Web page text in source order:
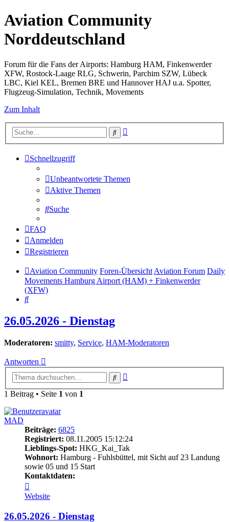
Aviation Community
Norddeutschland
Forum für die Fans der Airports: Hamburg HAM, Finkenwerder
XFW, Rostock-Laage RLG, Schwerin, Parchim SZW, Lübeck
LBC, Kiel KEL, Bremen BRE und Hannover HAJ u.a. Spotter,
Flugzeug-Simulation, Technik, Movements
Zum Inhalt
Suche
Schnellzugriff
Unbeantwortete Themen
Aktive Themen
Suche
FAQ
Anmelden
Registrieren
Aviation Community Foren-ÜbersichtAviation Forum Daily
Movements Hamburg Airport (HAM) + Finkenwerder
(XFW)
Suche
26.05.2026 - Dienstag
Moderatoren: smitty, Service, HAM-Moderatoren
Antworten
Suche
1 Beitrag • Seite 1 von 1
MAD
Beiträge: 6825
Registriert: 08.11.2005 15:12:24
Lieblings-Spot: HKG_Kai_Tak
Wohnort: Hamburg - Fuhlsbüttel, mit Sicht auf 23 Landung
sowie 05 und 15 Start
Kontaktdaten:
von
MAD
Website
26.05.2026 - Dienstag